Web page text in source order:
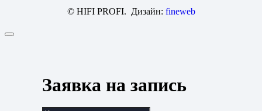
© HIFI PROFI. Дизайн: fineweb
Заявка на запись